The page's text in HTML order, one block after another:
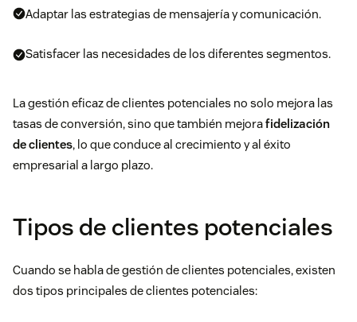
Adaptar las estrategias de mensajería y comunicación.
Satisfacer las necesidades de los diferentes segmentos.
La gestión eficaz de clientes potenciales no solo mejora las
tasas de conversión, sino que también mejorafidelización
de clientes, lo que conduce al crecimiento y al éxito
empresarial a largo plazo.
Tipos de clientes potenciales
Cuando se habla de gestión de clientes potenciales, existen
dos tipos principales de clientes potenciales: